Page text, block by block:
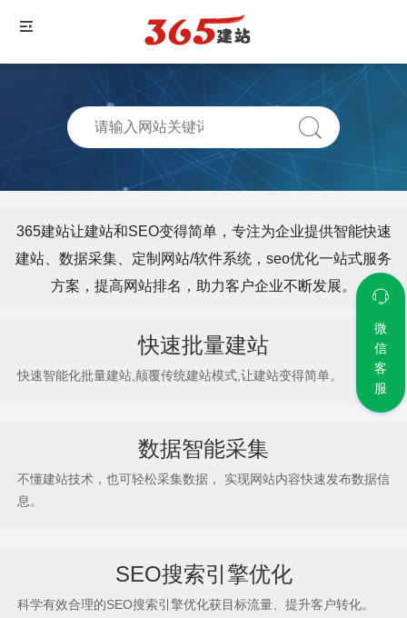
365建站让建站和SEO变得简单，专注为企业提供智能快速
建站、数据采集、定制网站/软件系统，seo优化一站式服务
方案，提高网站排名，助力客户企业不断发展。
快速批量建站
快速智能化批量建站,颠覆传统建站模式,让建站变得简单。
数据智能采集
不懂建站技术，也可轻松采集数据， 实现网站内容快速发布数据信
息。
SEO搜索引擎优化
科学有效合理的SEO搜索引擎优化获目标流量、提升客户转化。
微
信
客
服